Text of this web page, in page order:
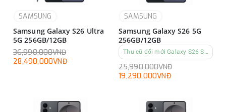
SAMSUNG
Samsung Galaxy S26 Ultra
5G 256GB/12GB
36,990,000VNĐ
28,490,000VNĐ
SAMSUNG
Samsung Galaxy S26 5G
256GB/12GB
25,990,000VNĐ
19,290,000VNĐ